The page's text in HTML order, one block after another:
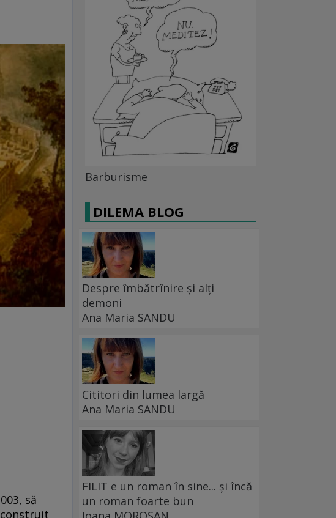
să
Barburisme
DILEMA BLOG
Despre îmbătrînire și alți
demoni
Ana Maria SANDU
Cititori din lumea largă
Ana Maria SANDU
FILIT e un roman în sine... și încă
un roman foarte bun